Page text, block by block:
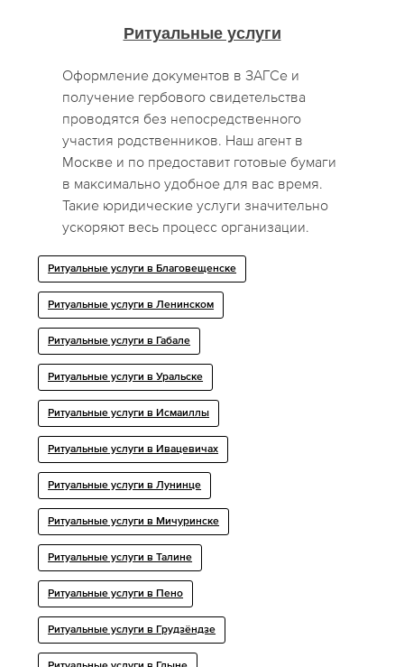
Ритуальные услуги
Оформление документов в ЗАГСе и
получение гербового свидетельства
проводятся без непосредственного
участия родственников. Наш агент в
Москве и по предоставит готовые бумаги
в максимально удобное для вас время.
Такие юридические услуги значительно
ускоряют весь процесс организации.
Ритуальные услуги в Благовещенске
Ритуальные услуги в Ленинском
Ритуальные услуги в Габале
Ритуальные услуги в Уральске
Ритуальные услуги в Исмаиллы
Ритуальные услуги в Ивацевичах
Ритуальные услуги в Лунинце
Ритуальные услуги в Мичуринске
Ритуальные услуги в Талине
Ритуальные услуги в Пено
Ритуальные услуги в Грудзёндзе